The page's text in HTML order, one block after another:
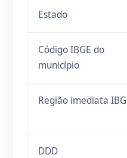
Estado
Código IBGE do
município
Região imediata
DDD